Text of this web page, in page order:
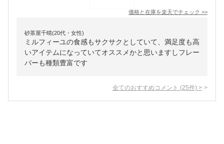
価格と在庫を楽天でチェック >>
砂茶屋千晴(20代・女性)
ミルフィーユの食感もサクサクとしていて、満足度も高
いアイテムになっていてオススメかと思いますしフレー
バーも種類豊富です
全てのおすすめコメント (25件) >